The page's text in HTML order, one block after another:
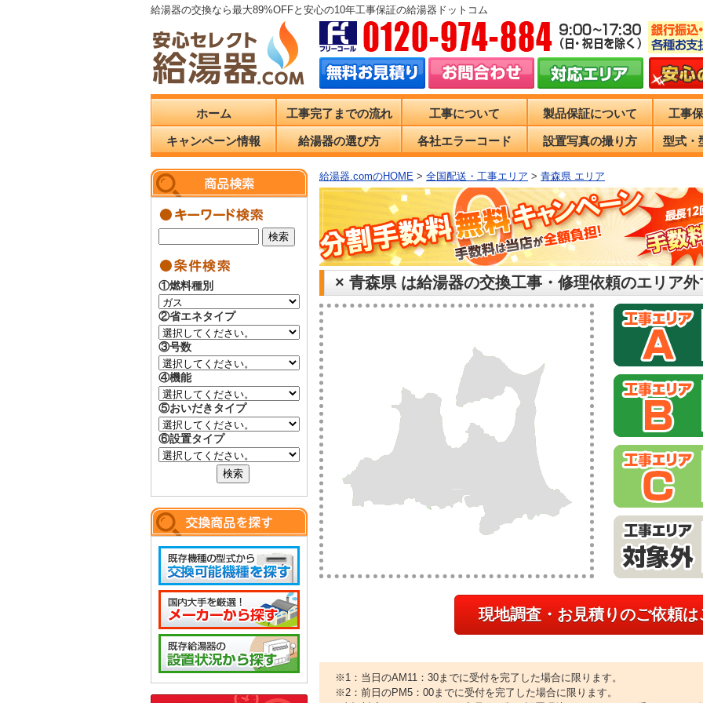
給湯器の交換なら最大89%OFFと安心の10年工事保証の給湯器ドットコム
ホーム 工事完了までの流れ 工事について 製品保証について 工事
キャンペーン情報 給湯器の選び方 各社エラーコード 設置写真の撮り方 型式・
給湯器.comのHOME > 全国配送・工事エリア > 青森県 エリア
× 青森県 は給湯器の交換工事・修理依頼のエリア外
現地調査・お見積りのご依頼は
※1：当日のAM11：30までに受付を完了した場合に限ります。
※2：前日のPM5：00までに受付を完了した場合に限ります。
①燃料種別
②省エネタイプ
③号数
④機能
⑤おいだきタイプ
⑥設置タイプ